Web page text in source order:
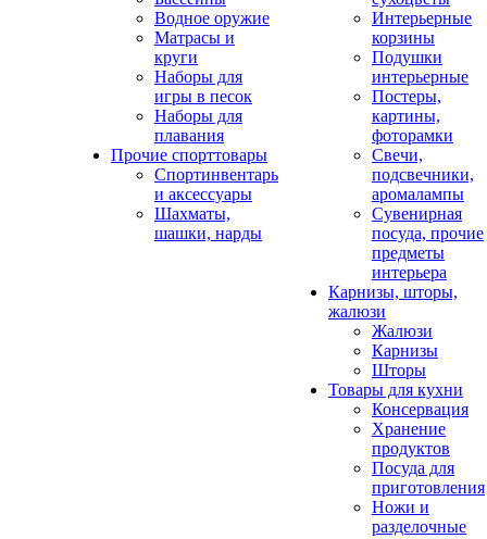
Водное оружие
Матрасы и
круги
Наборы для
игры в песок
Наборы для
плавания
Прочие спорттовары
Спортинвентарь
и аксессуары
Шахматы,
шашки, нарды
Интерьерные
корзины
Подушки
интерьерные
Постеры,
картины,
фоторамки
Свечи,
подсвечники,
аромалампы
Сувенирная
посуда, прочие
предметы
интерьера
Карнизы, шторы,
жалюзи
Жалюзи
Карнизы
Шторы
Товары для кухни
Консервация
Хранение
продуктов
Посуда для
приготовления
Ножи и
разделочные